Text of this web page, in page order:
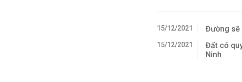
15/12/2021 Đường sẽ
15/12/2021
Đất có
Ninh